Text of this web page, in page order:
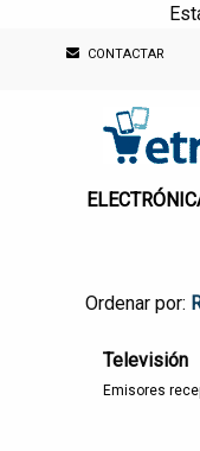
CONTACTAR
Ordenar por:
Televisión
Emisores